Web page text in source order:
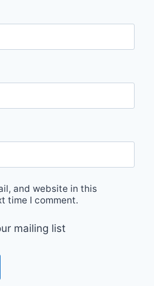
and website in this
time I comment.
mailing list